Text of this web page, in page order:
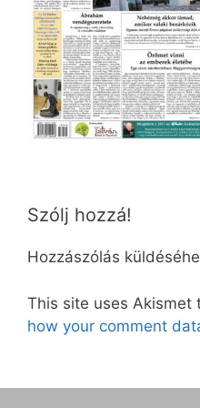
Szólj hozzá!
Hozzászólás
This site uses Akismet
how your comment